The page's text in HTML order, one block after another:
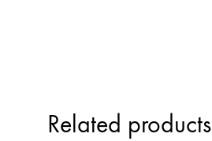
Related products